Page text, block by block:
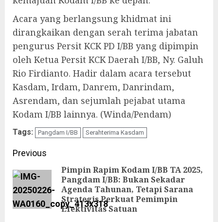
Acara yang berlangsung khidmat ini
dirangkaikan dengan serah terima jabatan
pengurus Persit KCK PD I/BB yang dipimpin
oleh Ketua Persit KCK Daerah I/BB, Ny. Galuh
Rio Firdianto. Hadir dalam acara tersebut
Kasdam, Irdam, Danrem, Danrindam,
Asrendam, dan sejumlah pejabat utama
Kodam I/BB lainnya. (Winda/Pendam)
Tags: Pangdam I/BB Serahterima Kasdam
Continue
Reading
Previous
Pimpin Rapim Kodam I/BB TA 2025,
Pangdam I/BB: Bukan Sekadar
Agenda Tahunan, Tetapi Sarana
Strategis Perkuat Pemimpin
Efektivitas Satuan